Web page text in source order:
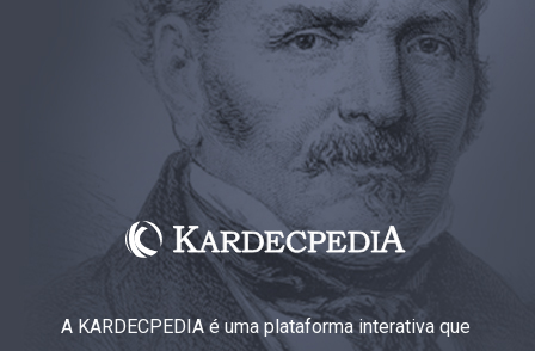
A KARDECPEDIA é uma plataforma interativa que